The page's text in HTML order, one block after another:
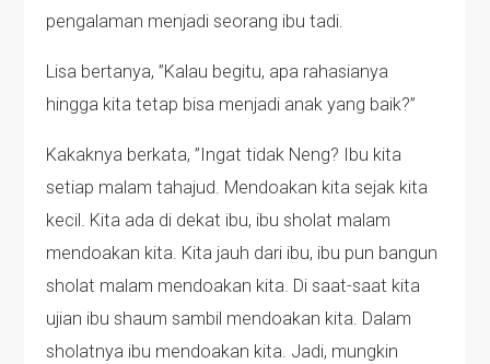
pengalaman menjadi seorang ibu tadi.
Lisa bertanya, ”Kalau begitu, apa rahasianya
hingga kita tetap bisa menjadi anak yang baik?”
Kakaknya berkata, ”Ingat tidak Neng? Ibu kita
setiap malam tahajud. Mendoakan kita sejak kita
kecil. Kita ada di dekat ibu, ibu sholat malam
mendoakan kita. Kita jauh dari ibu, ibu pun bangun
sholat malam mendoakan kita. Di saat-saat kita
ujian ibu shaum sambil mendoakan kita. Dalam
sholatnya ibu mendoakan kita. Jadi, mungkin